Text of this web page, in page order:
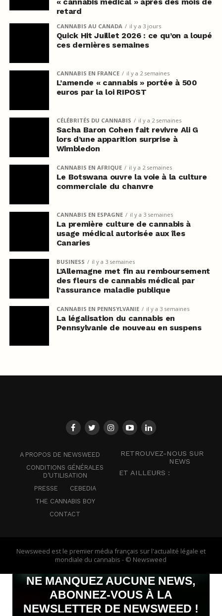
retard
CANNABIS AU CANADA il y a 3 jours
Quick Hit Juillet 2026 : ce qu’on a loupé
ces dernières semaines
CANNABIS EN FRANCE il y a 2 semaines
L’amende « cannabis » portée à 500
euros par la loi RIPOST
CÉLÉBRITÉS DU CANNABIS il y a 2 semaines
Sacha Baron Cohen fait revivre Ali G
lors d’une apparition surprise à
Wimbledon
CANNABIS EN AFRIQUE il y a 2 semaines
Le Botswana ouvre la voie à la culture
commerciale du chanvre
CANNABIS EN ESPAGNE il y a 3 semaines
La première culture de cannabis à
usage médical autorisée aux îles
Canaries
BUSINESS il y a 3 semaines
L’Allemagne met fin au remboursement
des fleurs de cannabis médical par
l’assurance maladie publique
CANNABIS EN PENNSYLVANIE il y a 3 semaines
La légalisation du cannabis en
Pennsylvanie de nouveau en suspens
A PROPOS DE NEWSWEED
CONDITIONS GÉNÉRALES
D’UTILISATION
PRESSE
CEBEDIA
THE CANNABIS BOY
CONTACT
RETROUVEZ-NOUS SUR
NEWS
ET AILLEURS :
Newsweed est le premier média français sur l'actualité légale et
mondiale du cannabis - © Newsweed
NE MANQUEZ AUCUNE NEWS,
ABONNEZ-VOUS À LA
NEWSLETTER DE NEWSWEED !